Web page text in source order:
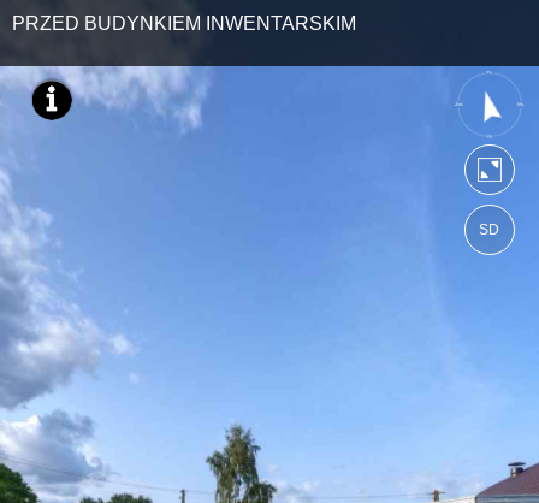
Mapa serwisu
PRZED BUDYNKIEM INWENTARSKIM
SD